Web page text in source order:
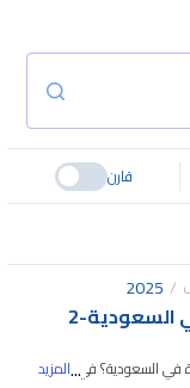
قارن
2025
-
2
مستعملة أو جديدة في السعودية؟ في...المزيد